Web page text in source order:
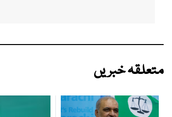
متعلقہ خبریں